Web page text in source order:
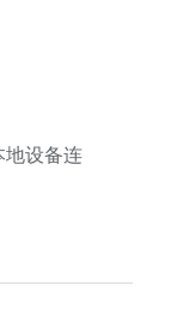
地设备连